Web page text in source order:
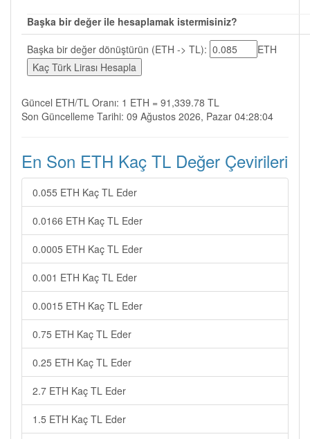
Başka bir değer ile hesaplamak istermisiniz?
Başka bir değer dönüştürün (ETH -> TL):
ETH
Güncel ETH/TL Oranı: 1 ETH = 91,339.78 TL
Son Güncelleme Tarihi: 09 Ağustos 2026, Pazar 04:28:04
En Son ETH Kaç TL Değer Çevirileri
0.055 ETH Kaç TL Eder
0.0166 ETH Kaç TL Eder
0.0005 ETH Kaç TL Eder
0.001 ETH Kaç TL Eder
0.0015 ETH Kaç TL Eder
0.75 ETH Kaç TL Eder
0.25 ETH Kaç TL Eder
2.7 ETH Kaç TL Eder
1.5 ETH Kaç TL Eder